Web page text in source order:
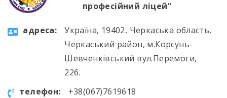
професійний ліцей”
aдресa:
Україна, 19402, Черкаська область,
Черкаський район, м.Корсунь-
Шевченківський вул.Перемоги,
226.
телефон:
+38(067)7619618